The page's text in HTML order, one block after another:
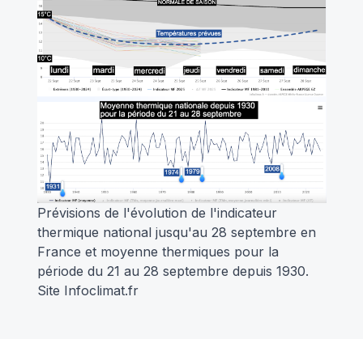
Prévisions de l'évolution de l'indicateur
thermique national jusqu'au 28 septembre en
France et moyenne thermiques pour la
période du 21 au 28 septembre depuis 1930.
Site Infoclimat.fr